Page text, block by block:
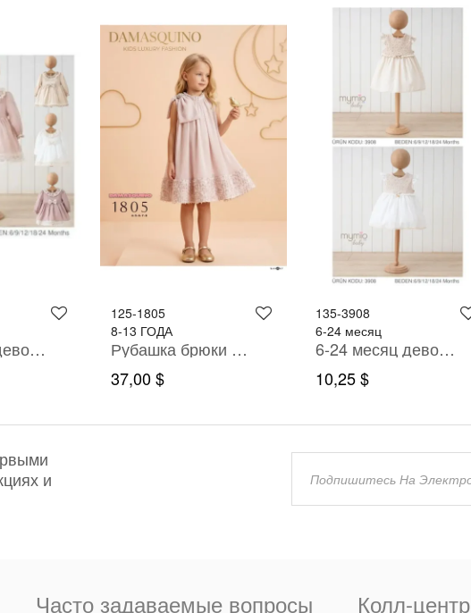
6-24 месяц девочка ОДЕВАТЬСЯ
125-1805
8-13 ГОДА
Рубашка брюки костюм
37,00 $
135-3908
6-24 месяц
6-24 месяц девочка ОДЕВАТЬСЯ
10,25 $
и
Часто задаваемые вопросы Колл-центр